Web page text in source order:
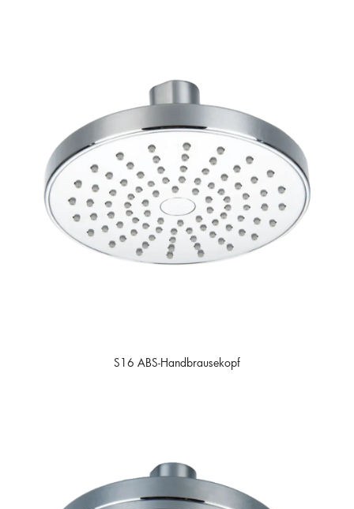
S16 ABS-Handbrausekopf